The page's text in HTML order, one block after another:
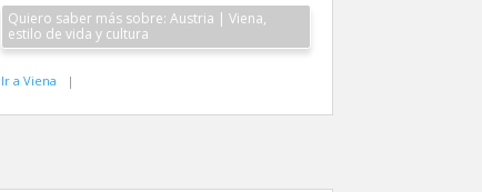
Quiero saber más sobre: Austria | Viena,
estilo de vida y cultura
Ir a Viena |